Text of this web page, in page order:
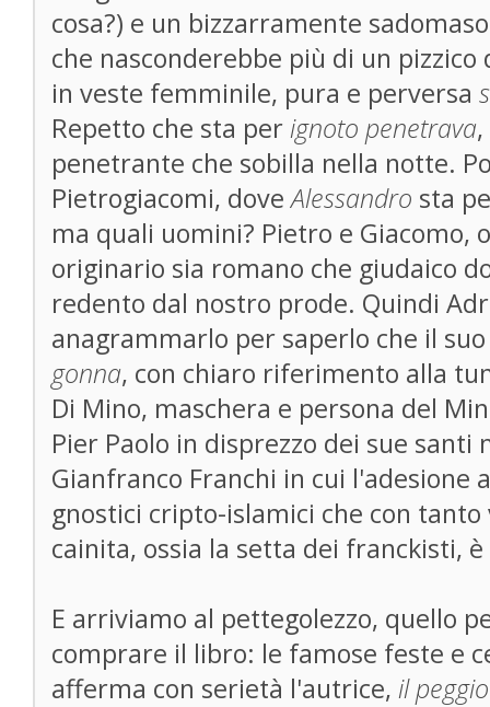
cosa?) e un bizzarramente
che nasconderebbe più di un
in veste femminile, pura e perversa
Repetto che sta perignoto penetrava
penetrante che sobilla nella notte.
Pietrogiacomi, doveAlessandro sta
ma quali uomini? Pietro e Giacomo,
originario sia romano che giudaico
redento dal nostro prode. Quindi
anagrammarlo per saperlo che il
gonna, con chiaro riferimento alla
Di Mino, maschera e persona del
Pier Paolo in disprezzo dei sue santi
Gianfranco Franchi in cui l'adesione
gnostici cripto-islamici che con
cainita, ossia la setta dei franckisti,
E arriviamo al pettegolezzo, quello
comprare il libro: le famose feste e
afferma con serietà l'autrice, il